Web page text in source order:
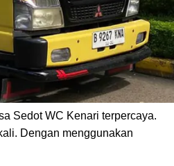
. Berdasarkan data dari
Sedot WC Kenari terpercaya.
Dengan menggunakan